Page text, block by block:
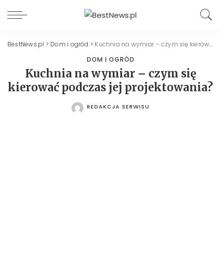
BestNews.pl > Dom i ogród > Kuchnia na wymiar – czym się kierować podczas jej projektowania?
DOM I OGRÓD
Kuchnia na wymiar – czym się
kierować podczas jej projektowania?
POSTED
REDAKCJA SERWISU